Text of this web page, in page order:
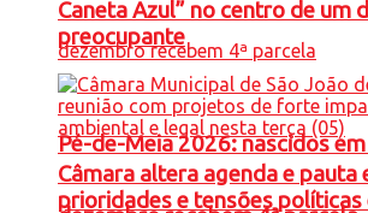
Pé-de-Meia 2026: nascidos
Caneta Azul” no centro de um
preocupante
Câmara altera agenda e pauta
prioridades e tensões políticas